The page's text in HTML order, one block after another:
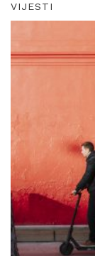
VIJESTI